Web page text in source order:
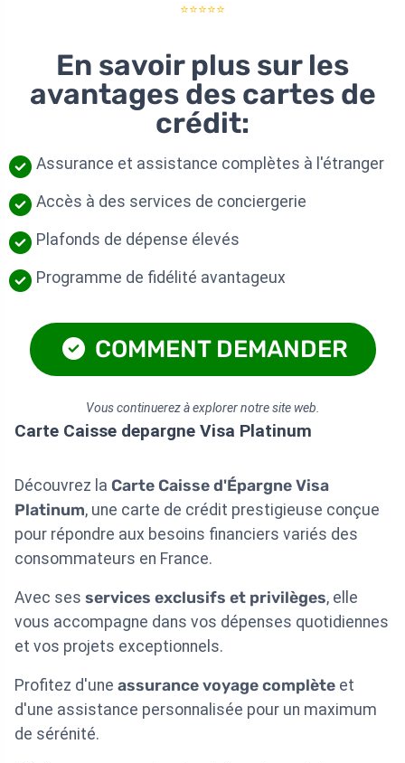
⭐⭐⭐⭐⭐
En savoir plus sur les
avantages des cartes de
crédit:
Assurance et assistance complètes à l'étranger
Accès à des services de conciergerie
Plafonds de dépense élevés
Programme de fidélité avantageux
COMMENT DEMANDER
Vous continuerez à explorer notre site web.
Carte Caisse depargne Visa Platinum
Découvrez la Carte Caisse d'Épargne Visa
Platinum, une carte de crédit prestigieuse conçue
pour répondre aux besoins financiers variés des
consommateurs en France.
Avec ses services exclusifs et privilèges, elle
vous accompagne dans vos dépenses quotidiennes
et vos projets exceptionnels.
Profitez d'une assurance voyage complète et
d'une assistance personnalisée pour un maximum
de sérénité.